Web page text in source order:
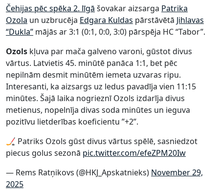
Čehijas pēc spēka 2. līgā šovakar aizsarga Patrika
Ozola un uzbrucēja Edgara Kuldas pārstāvētā Jihlavas
“Dukla” mājās ar 3:1 (0:1, 0:0, 3:0) pārspēja HC “Tabor”.
Ozols kļuva par mača galveno varoni, gūstot divus
vārtus. Latvietis 45. minūtē panāca 1:1, bet pēc
nepilnām desmit minūtēm iemeta uzvaras ripu.
Interesanti, ka aizsargs uz ledus pavadīja vien 11:15
minūtes. Šajā laika nogrieznī Ozols izdarīja divus
metienus, nopelnīja divas soda minūtes un ieguva
pozitīvu lietderības koeficientu ”+2”.
🏒 Patriks Ozols gūst divus vārtus spēlē, sasniedzot
piecus golus sezonā pic.twitter.com/efeZPM20Iw
— Rems Ratņikovs (@HKJ_Apskatnieks) November 29,
2025